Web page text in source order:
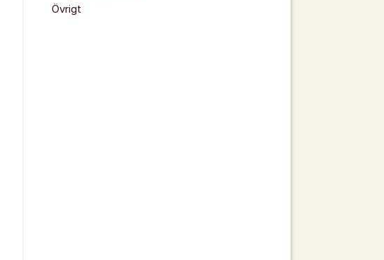
Övrigt